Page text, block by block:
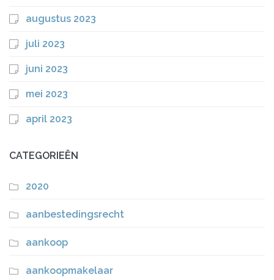
augustus 2023
juli 2023
juni 2023
mei 2023
april 2023
CATEGORIEËN
2020
aanbestedingsrecht
aankoop
aankoopmakelaar